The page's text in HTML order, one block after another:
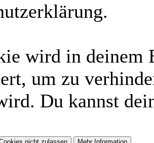
wird in deinem
um zu
Du kannst